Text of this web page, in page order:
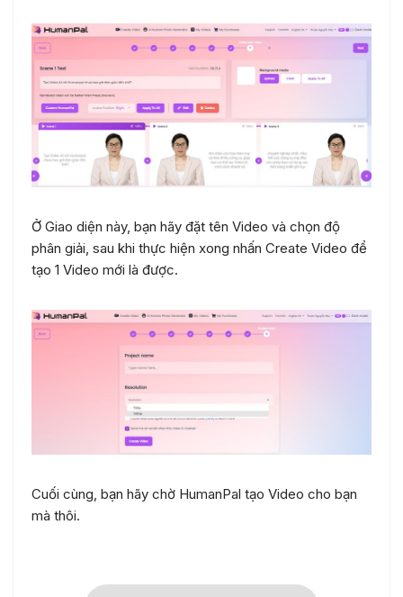
Ở Giao diện này, bạn hãy đặt tên Video và chọn độ
phân giải, sau khi thực hiện xong nhấn Create Video để
tạo 1 Video mới là được.
Cuối cùng, bạn hãy chờ HumanPal tạo Video cho bạn
mà thôi.